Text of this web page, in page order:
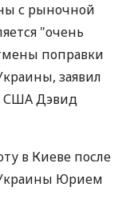
с рыночной
"очень
поправки
заявил
США Дэвид
в Киеве после
Юрием